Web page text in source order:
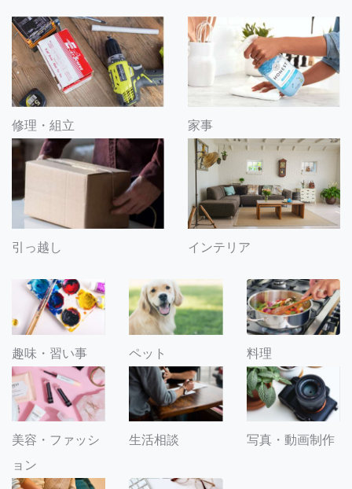
修理・組立 家事
引っ越し インテリア
趣味・習い事 ペット 料理
美容・ファッシ
ョン
生活相談 写真・動画制作